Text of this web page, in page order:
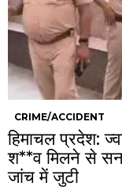
CRIME/ACCIDENT
हिमाचल प्रदेश:
श**व मिलने से
जांच में जुटी